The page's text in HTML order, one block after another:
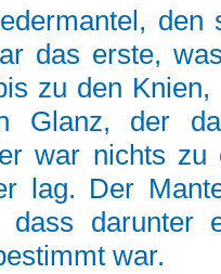
das erste,
zu den
Glanz, der
war nichts
lag. Der
dass darunter
war.